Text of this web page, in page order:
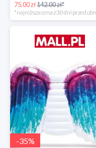
75.00 zł142.00 zł*
-35%